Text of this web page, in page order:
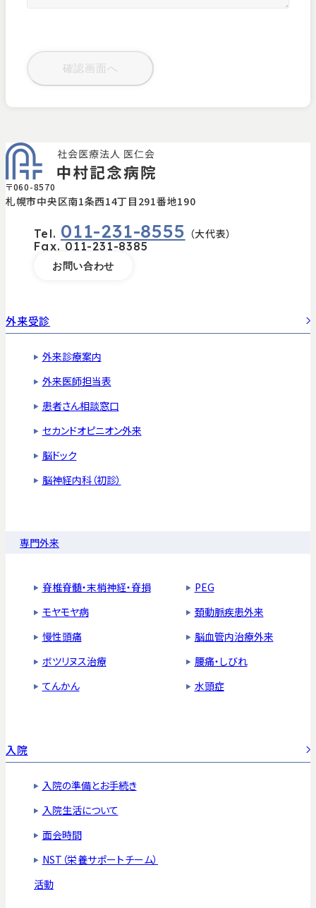
〒060-8570
札幌市中央区南1条西14丁目291番地190
Tel. 011-231-8555 （大代表）
Fax. 011-231-8385
お問い合わせ
外来受診
外来診療案内
外来医師担当表
患者さん相談窓口
セカンドオピニオン外来
脳ドック
脳神経内科（初診）
専門外来
脊椎脊髄・末梢神経・脊損
モヤモヤ病
慢性頭痛
ボツリヌス治療
てんかん
PEG
頚動脈疾患外来
脳血管内治療外来
腰痛・しびれ
水頭症
入院
入院の準備とお手続き
入院生活について
面会時間
NST（栄養サポートチーム）
活動